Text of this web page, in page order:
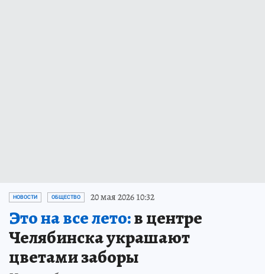
НОВОСТИ ОБЩЕСТВО 20 мая 2026 10:32
Это на все лето:в центре
Челябинска украшают
цветами заборы